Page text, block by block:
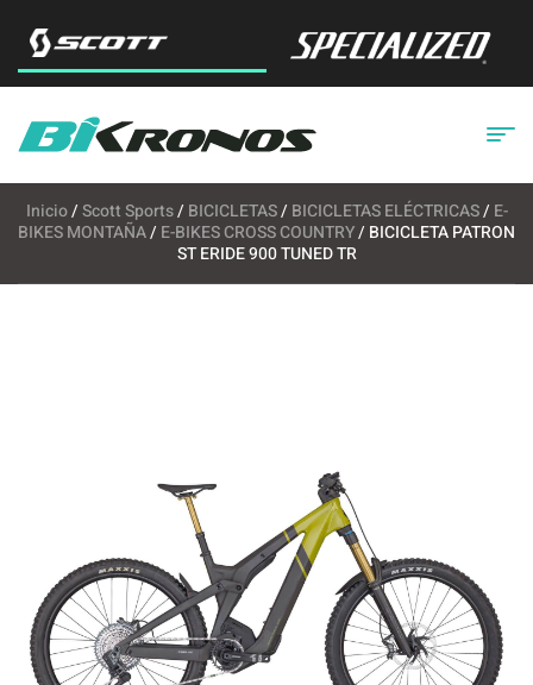
Inicio/Scott Sports/ BICICLETAS/ BICICLETAS ELÉCTRICAS/ E-
BIKES MONTAÑA/ E-BIKES CROSS COUNTRY/ BICICLETA PATRON
ST ERIDE 900 TUNED TR